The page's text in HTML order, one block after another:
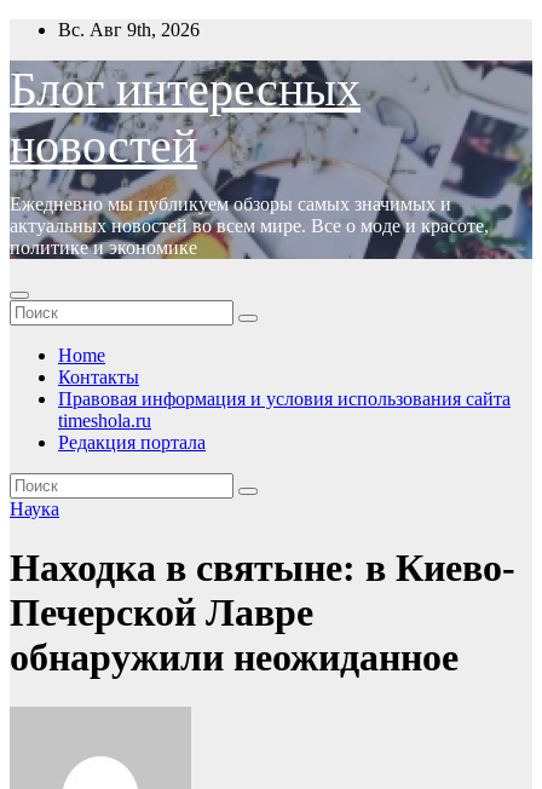
Перейти
содержимому
Вс. Авг 9th, 2026
Блог интересных
новостей
Ежедневно мы публикуем обзоры самых значимых и
актуальных новостей во всем мире. Все о моде и красоте,
политике и экономике
Home
Контакты
Правовая информация и условия использования сайта
timeshola.ru
Редакция портала
Наука
Находка в святыне: в Киево-
Печерской Лавре
обнаружили неожиданное